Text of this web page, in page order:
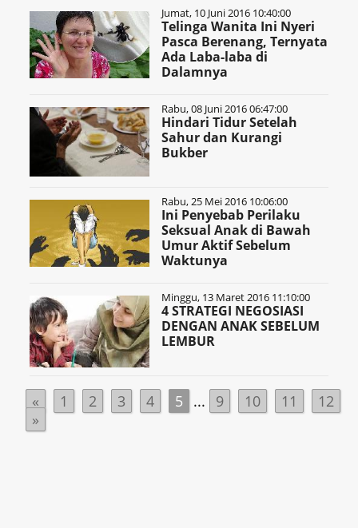
Jumat, 10 Juni 2016 10:40:00
Telinga Wanita Ini Nyeri
Pasca Berenang, Ternyata
Ada Laba-laba di
Dalamnya
Rabu, 08 Juni 2016 06:47:00
Hindari Tidur Setelah
Sahur dan Kurangi
Bukber
Rabu, 25 Mei 2016 10:06:00
Ini Penyebab Perilaku
Seksual Anak di Bawah
Umur Aktif Sebelum
Waktunya
Minggu, 13 Maret 2016 11:10:00
4 STRATEGI NEGOSIASI
DENGAN ANAK SEBELUM
LEMBUR
« 1 2 3 4 5 ... 9 10 11
12
»